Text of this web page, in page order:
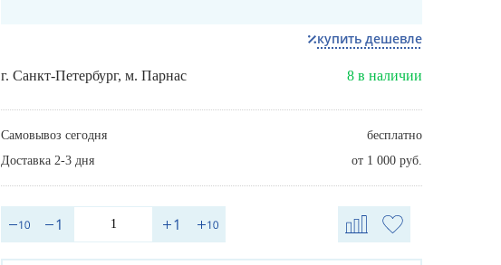
купить дешевле
г. Санкт-Петербург, м. Парнас 8 в наличии
Самовывоз сегодня
бесплатно
Доставка 2-3 дня
от 1 000 руб.